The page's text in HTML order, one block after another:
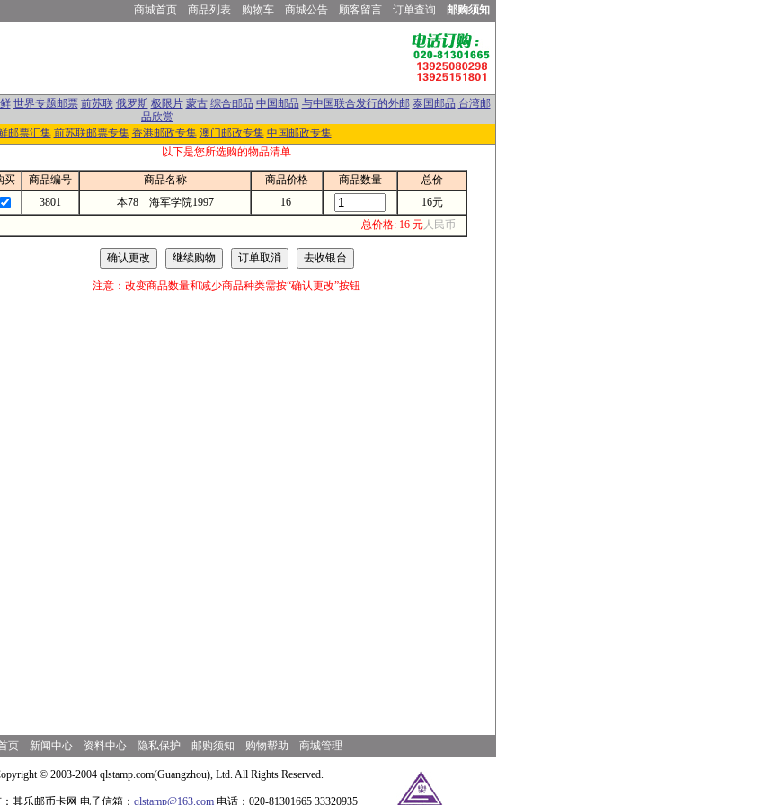
商城首页 商品列表 购物车 商城公告 顾客留言 订单查询 邮购须知
世界专题邮票 前苏联 俄罗斯 极限片 蒙古 综合邮品 中国邮品 与中国联合发行的外邮 泰国邮品 台湾邮
品欣赏
邮票汇集 前苏联邮票专集 香港邮政专集 澳门邮政专集 中国邮政专集
以下是您所选购的物品清单
买 商品编号 商品名称 商品价格 商品数量
总价
3801
本78 海军学院1997 16
16元
总价格: 16 元人民币
注意：改变商品数量和减少商品种类需按“确认更改”按钮
页 新闻中心 资料中心 隐私保护 邮购须知 购物帮助 商城管理
© 2003-2004 qlstamp.com(Guangzhou), Ltd. All Rights Reserved.
其乐邮币卡网 电子信箱： qlstamp@163.com 电话：020-81301665 33320935